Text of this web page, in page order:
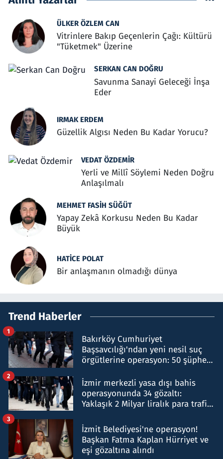
ÜLKER ÖZLEM CAN
Vitrinlere Bakıp Geçenlerin Çağı: Kültürü
"Tüketmek" Üzerine
SERKAN CAN DOĞRU
Savunma Sanayi Geleceği İnşa
Eder
IRMAK ERDEM
Güzellik Algısı Neden Bu Kadar Yorucu?
VEDAT ÖZDEMIR
Yerli ve Millî Söylemi Neden Doğru
Anlaşılmalı
MEHMET FASIH SÜĞÜT
Yapay Zekâ Korkusu Neden Bu Kadar
Büyük
HATICE POLAT
Bir anlaşmanın olmadığı dünya
Trend Haberler
Bakırköy Cumhuriyet
Başsavcılığı'ndan yeni nesil suç
örgütlerine operasyon: 50 şüpheli
1
İzmir merkezli yasa dışı bahis
operasyonunda 34 gözaltı:
Yaklaşık 2 Milyar liralık para trafiği
2
İzmit Belediyesi'ne operasyon!
Başkan Fatma Kaplan Hürriyet ve
eşi gözaltına alındı
3